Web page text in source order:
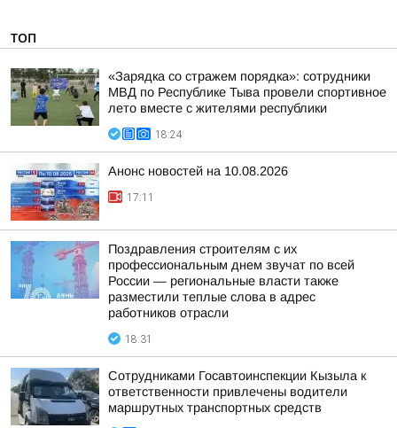
ТОП
«Зарядка со стражем порядка»: сотрудники
МВД по Республике Тыва провели спортивное
лето вместе с жителями республики
18:24
Анонс новостей на 10.08.2026
17:11
Поздравления строителям с их
профессиональным днем звучат по всей
России — региональные власти также
разместили теплые слова в адрес
работников отрасли
18:31
Сотрудниками Госавтоинспекции Кызыла к
ответственности привлечены водители
маршрутных транспортных средств